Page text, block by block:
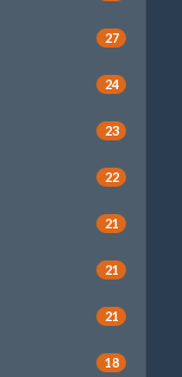
27
24
23
22
21
21
21
18